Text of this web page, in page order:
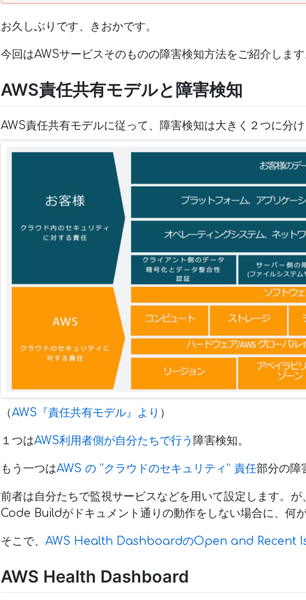
お久しぶりです、きおかです。
今回はAWSサービスそのものの障害検知方法をご紹介します
AWS責任共有モデルと障害検知
AWS責任共有モデルに従って、障害検知は大きく２つに分け
（AWS『責任共有モデル』より ）
１つはAWS利用者側が自分たちで行う 障害検知。
もう一つはAWS の “クラウドのセキュリティ” 責任部分の障
前者は自分たちで監視サービスなどを用いて設定します。
Code Buildがドキュメント通りの動作をしない場合に、何
そこで、 AWS Health DashboardのOpen and Recent
AWS Health Dashboard